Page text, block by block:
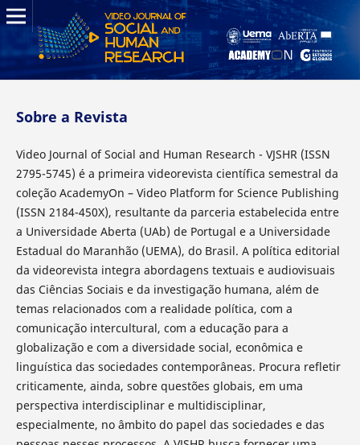
Sobre a Revista
Video Journal of Social and Human Research - VJSHR (ISSN
2795-5745) é a primeira videorevista científica semestral da
coleção AcademyOn – Video Platform for Science Publishing
(ISSN 2184-450X), resultante da parceria estabelecida entre
a Universidade Aberta (UAb) de Portugal e a Universidade
Estadual do Maranhão (UEMA), do Brasil. A política editorial
da videorevista integra abordagens textuais e audiovisuais
das Ciências Sociais e da investigação humana, além de
temas relacionados com a realidade política, com a
comunicação intercultural, com a educação para a
globalização e com a diversidade social, econômica e
linguística das sociedades contemporâneas. Procura refletir
criticamente, ainda, sobre questões globais, em uma
perspectiva interdisciplinar e multidisciplinar,
especialmente, no âmbito do papel das sociedades e das